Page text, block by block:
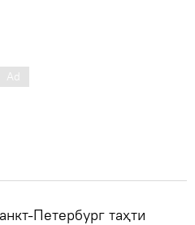
Петербург таҳти